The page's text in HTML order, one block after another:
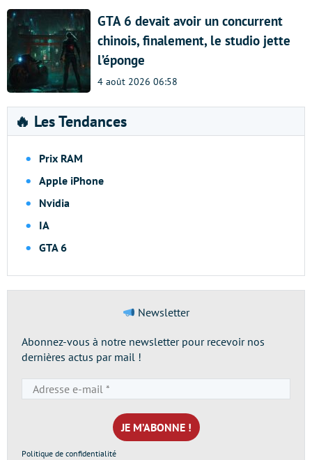
GTA 6 devait avoir un concurrent
chinois, finalement, le studio jette
l’éponge
4 août 2026 06:58
🔥 Les Tendances
Prix RAM
Apple iPhone
Nvidia
IA
GTA 6
Newsletter
Abonnez-vous à notre newsletter pour recevoir nos
dernières actus par mail !
e-
mail
*
Politique de confidentialité